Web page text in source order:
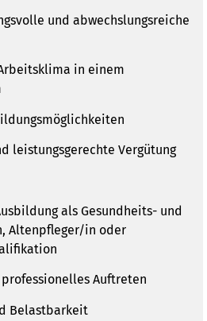
und abwechslungsreiche
in einem
leistungsgerechte Vergütung
als Gesundheits- und
Altenpfleger/in oder
Auftreten
Belastbarkeit